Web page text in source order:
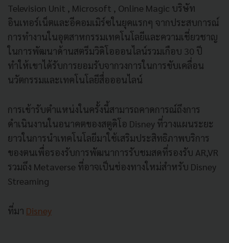
Television Unit , Microsoft , Online Magic บริษัท
อินเทอร์เน็ตและอีคอมเมิร์ซในยุคแรกๆ จากประสบการณ์
การทำงานในอุตสาหกรรมเทคโนโลยีและความเชี่ยวชาญ
ในการพัฒนาด้านสตรีมวิดิโอออนไลน์รวมเกือบ 30 ปี
ทำให้เขาได้รับการยอมรับจากวงการในการขับเคลื่อน
นวัตกรรมและเทคโนโลยีสื่อออนไลน์
การเข้ารับตำแหน่งในครั้งนี้สามารถคาดการณ์ถึงการ
ดำเนินงานในอนาคตของสตูดิโอ Disney ที่วางแผนระยะ
ยาวในการนำเทคโนโลยีมาใช้เสริมประสิทธิภาพบริการ
ของตนเพื่อรองรับการพัฒนาการรับชมสดที่รองรับ AR,VR
รวมถึง Metaverse ที่อาจเป็นช่องทางใหม่สำหรับ Disney
Streaming
ที่มา Disney